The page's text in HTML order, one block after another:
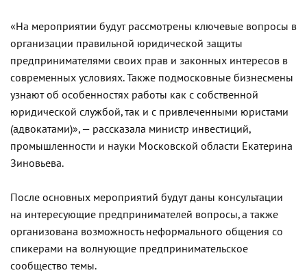
«На мероприятии будут рассмотрены ключевые вопросы в
организации правильной юридической защиты
предпринимателями своих прав и законных интересов в
современных условиях. Также подмосковные бизнесмены
узнают об особенностях работы как с собственной
юридической службой, так и с привлеченными юристами
(адвокатами)», — рассказала министр инвестиций,
промышленности и науки Московской области Екатерина
Зиновьева.
После основных мероприятий будут даны консультации
на интересующие предпринимателей вопросы, а также
организована возможность неформального общения со
спикерами на волнующие предпринимательское
сообщество темы.